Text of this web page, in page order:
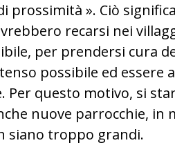
prossimità ». Ciò
recarsi nei
per prendersi cura
possibile ed essere
Per questo motivo, si
nuove parrocchie, in
siano troppo grandi.